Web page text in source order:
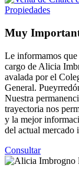
Muy
Le informamos
cargo de Alicia
avalada por el
General.
Nuestra
trayectoria nos
y la mejor
del actual mercado
Consultar